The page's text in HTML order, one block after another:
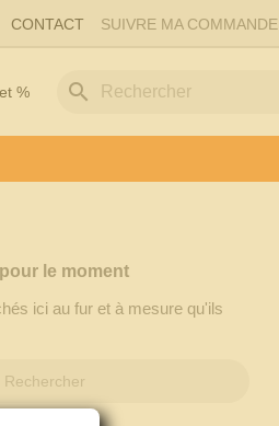
CONTACT SUIVRE MA COMMANDE
% search
le moment
ici au fur et à mesure qu'ils